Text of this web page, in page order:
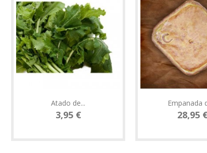
Atado de...
3,95 €
Empanada
28,95 €